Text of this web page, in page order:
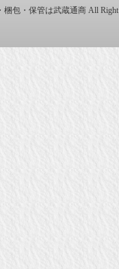
梱包・保管は武蔵通商 All Right